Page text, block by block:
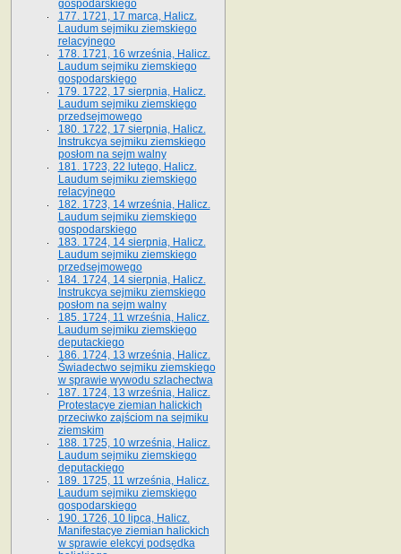
gospodarskiego
177. 1721, 17 marca, Halicz.
Laudum sejmiku ziemskiego
relacyjnego
178. 1721, 16 września, Halicz.
Laudum sejmiku ziemskiego
gospodarskiego
179. 1722, 17 sierpnia, Halicz.
Laudum sejmiku ziemskiego
przedsejmowego
180. 1722, 17 sierpnia, Halicz.
Instrukcya sejmiku ziemskiego
posłom na sejm walny
181. 1723, 22 lutego, Halicz.
Laudum sejmiku ziemskiego
relacyjnego
182. 1723, 14 września, Halicz.
Laudum sejmiku ziemskiego
gospodarskiego
183. 1724, 14 sierpnia, Halicz.
Laudum sejmiku ziemskiego
przedsejmowego
184. 1724, 14 sierpnia, Halicz.
Instrukcya sejmiku ziemskiego
posłom na sejm walny
185. 1724, 11 września, Halicz.
Laudum sejmiku ziemskiego
deputackiego
186. 1724, 13 września, Halicz.
Świadectwo sejmiku ziemskiego
w sprawie wywodu szlachectwa
187. 1724, 13 września, Halicz.
Protestacye ziemian halickich
przeciwko zajściom na sejmiku
ziemskim
188. 1725, 10 września, Halicz.
Laudum sejmiku ziemskiego
deputackiego
189. 1725, 11 września, Halicz.
Laudum sejmiku ziemskiego
gospodarskiego
190. 1726, 10 lipca, Halicz.
Manifestacye ziemian halickich
w sprawie elekcyi podsędka